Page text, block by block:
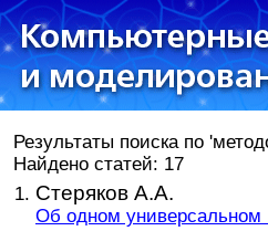
Результаты поиска по
Найдено статей: 17
Стеряков А.А.
Об одном универсальном